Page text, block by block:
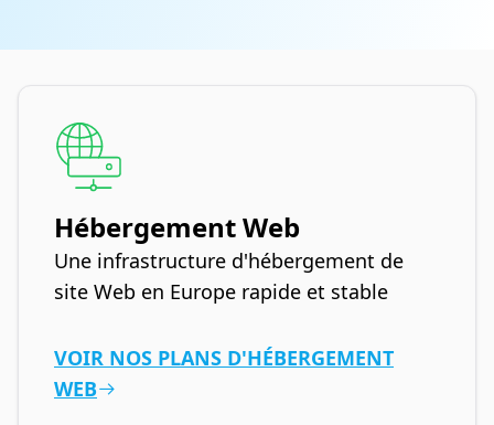
Hébergement Web
Une infrastructure d'hébergement de
site Web en Europe rapide et stable
VOIR NOS PLANS D'HÉBERGEMENT
WEB